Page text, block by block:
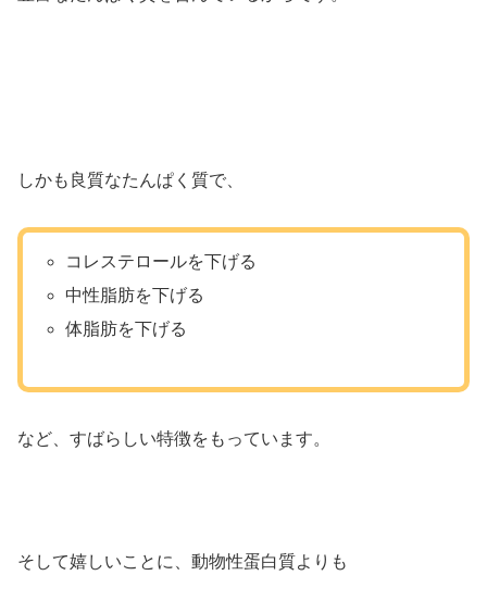
しかも良質なたんぱく質で、
コレステロールを下げる
中性脂肪を下げる
体脂肪を下げる
など、すばらしい特徴をもっています。
そして嬉しいことに、動物性蛋白質よりも